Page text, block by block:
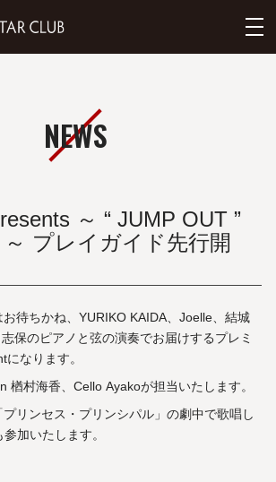
NEWS
～ “ JUMP OUT ”
～ プレイガイド先行開
待ちかね、YURIKO KAIDA、Joelle、結城
保のピアノと弦の演奏でお届けするプレミ
なります。
楢村海香、Cello Ayakoが担当いたします。
リンセス・プリンシパル」の劇中で歌唱し
加いたします。